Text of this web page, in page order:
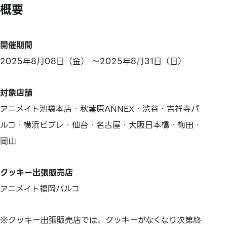
概要
開催期間
2025年8月08日（金） ～2025年8月31日（日）
対象店舗
アニメイト池袋本店・秋葉原ANNEX・渋谷・吉祥寺パ
ルコ・横浜ビブレ・仙台・名古屋・大阪日本橋・梅田・
岡山
クッキー出張販売店
アニメイト福岡パルコ
※クッキー出張販売店では、クッキーがなくなり次第終